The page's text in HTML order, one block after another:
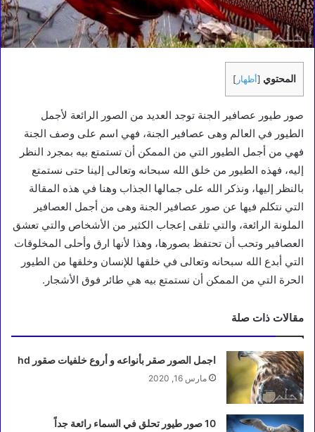
المحتوي [أظهار ]
صور طيور عصافير الجنة توجد العديد من الصور الرائعة لأجمل
الطيور في العالم وهى عصافير الجنة، فهي اسم على وصف الجنة
فهي من أجمل الطيور التي من الممكن أن تستمتع بيه بمجرد النظر
إليه، فهذه الطيور من خلق الله سبحانه وتعالى إلينا حتى نستمتع
بالنظر إليها، ونذكر الله على جمالها الجذاب وهنا في هذه المقالة
التي نتكلم فيها عن صور عصافير الجنة وهى من أجمل العصافير
الملونة الرائعة، والتي تلقى إعجاب الكثير من الأشخاص والتي تعشق
العصافير وتحب أن تحتفظ بصورها، وهذا لأنها ارق وأحلى المخلوقات
التي أبدع الله سبحانه وتعالى في خلقها للإنسان وخلقها من الطيور
الحرة التي من الممكن أن نستمتع بيه هي طائر فوق الأشجار.
مقالات ذات صلة
اجمل الصور صقر بأنواعه و أروع خلفيات صقور hd
مارس 16, 2020
10 صور طيور تحلق في السماء رائعة جداً